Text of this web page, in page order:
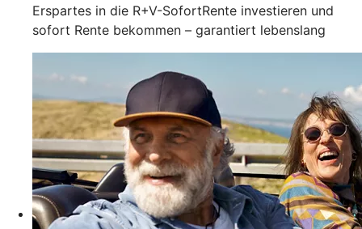
Erspartes in die R+V-SofortRente investieren und
sofort Rente bekommen – garantiert lebenslang